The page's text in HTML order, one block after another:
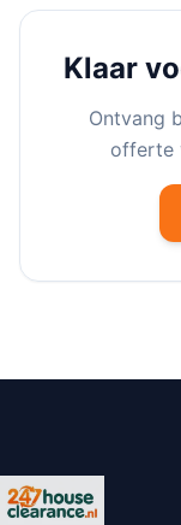
Klaar
Ontvang
offerte